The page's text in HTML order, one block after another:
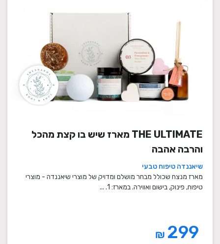
THE ULTIMATE מארז שיש בו קצת מהכל
והרבה אהבה
שיאננדה טיפוח טבעי
מארז מנצח שכולל מבחר מושלם ומדויק של מוצרי שיאננדה - מוצרי
טיפוח, פינוק, בישום ואווירה. במארז: 1. ...
₪